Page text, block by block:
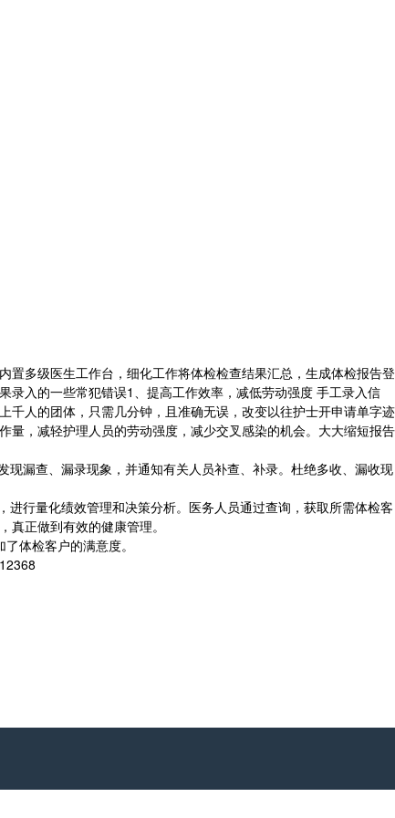
多级医生工作台，细化工作将体检检查结果汇总，生成体检报告登
录入的一些常犯错误1、提高工作效率，减低劳动强度 手工录入信
人的团体，只需几分钟，且准确无误，改变以往护士开申请单字迹
，减轻护理人员的劳动强度，减少交叉感染的机会。大大缩短报告
漏查、漏录现象，并通知有关人员补查、补录。杜绝多收、漏收现
行量化绩效管理和决策分析。医务人员通过查询，获取所需体检客
正做到有效的健康管理。
体检客户的满意度。